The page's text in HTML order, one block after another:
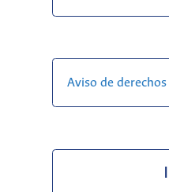
Aviso de